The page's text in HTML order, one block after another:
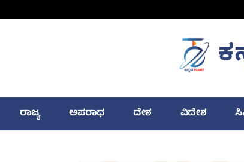
ರಾಜ್ಯ ಅಪರಾಧ ದೇಶ ವಿದೇಶ